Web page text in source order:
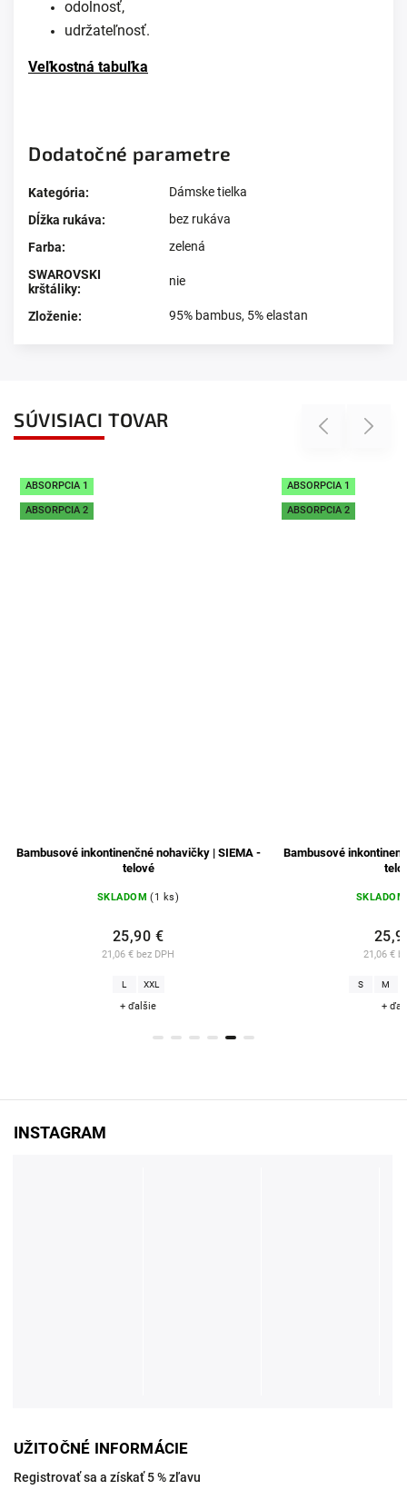
odolnosť,
udržateľnosť.
Veľkostná tabuľka
Dodatočné parametre
Kategória:
Dámske tielka
Dĺžka rukáva:
bez rukáva
Farba:
zelená
SWAROVSKI
krštáliky:
nie
Zloženie: 95% bambus, 5% elastan
SÚVISIACI TOVAR Previous
ABSORPCIA 1
ABSORPCIA 2
Bambusové inkontinenčné nohavičky | SIEMA -
telové
SKLADOM (1 ks)
21,06 € bez DPH
25,90 €
L XXL
+ ďalšie
ABSORPCIA 1
ABSORPCIA 2
Bambusové
SKLADOM
21,06 €
S M
+
Next
UŽITOČNÉ INFORMÁCIE
Registrovať sa a získať 5 % zľavu
INSTAGRAM